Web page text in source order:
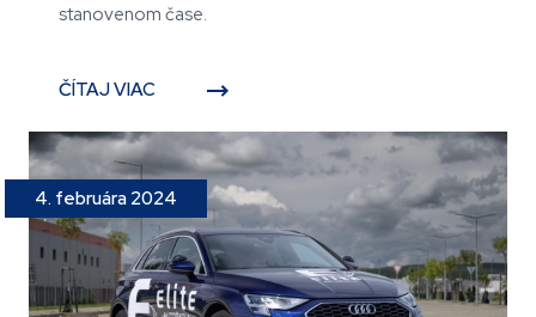
stanovenom čase.
ČÍTAJ VIAC
4. februára 2024